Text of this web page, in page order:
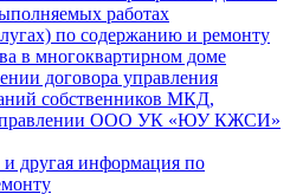
работах
по содержанию и ремонту
в многоквартирном доме
договора управления
собственников МКД,
ООО УК «ЮУ КЖСИ»
другая информация по